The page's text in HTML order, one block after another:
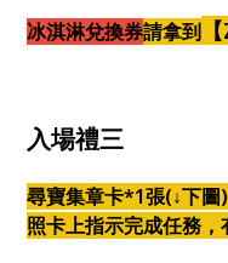
冰淇淋兌換券請拿到
入場禮三
尋寶集章卡*1張(↓下
照卡上指示完成任務，